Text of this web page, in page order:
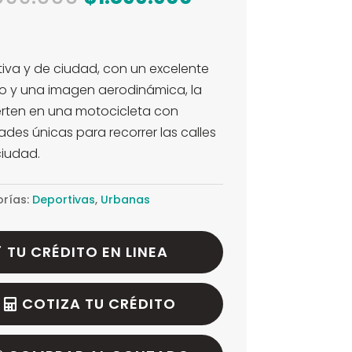
era:
$2.099.000.
es:
$1.899.900.
y de ciudad, con un excelente
y una imagen aerodinámica, la
en una motocicleta con
únicas para recorrer las calles
Deportivas, Urbanas
TU CRÉDITO EN LINEA
COTIZA TU CRÉDITO